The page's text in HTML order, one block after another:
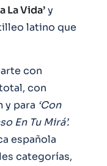
La Vida’y
latino que
con
con
y para ‘Con
En Tu Mirá’.
española
categorías,